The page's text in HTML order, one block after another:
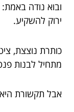
ובוא נודה
ירוק להשקיע.
כותרת נוצצת,
מתחיל לבנות
אבל תקשורת